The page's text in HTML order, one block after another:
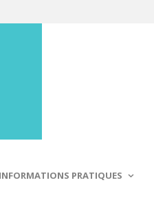
INFORMATIONS PRATIQUES